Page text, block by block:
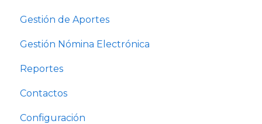
Gestión de Aportes
Gestión Nómina Electrónica
Reportes
Contactos
Configuración